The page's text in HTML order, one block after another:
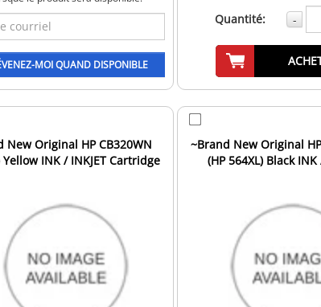
Quantité: -
New Original HP CB320WN
Yellow INK / INKJET Cartridge
~Brand New Original
(HP 564XL) Black INK